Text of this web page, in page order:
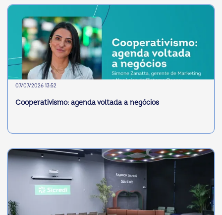
07/07/2026 13:52
Cooperativismo: agenda voltada a negócios